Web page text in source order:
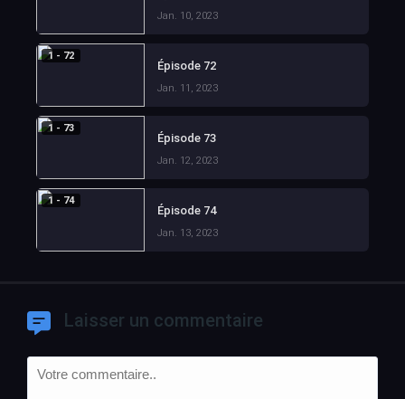
Jan. 10, 2023
1 - 72
Épisode 72
Jan. 11, 2023
1 - 73
Épisode 73
Jan. 12, 2023
1 - 74
Épisode 74
Jan. 13, 2023
Laisser un commentaire